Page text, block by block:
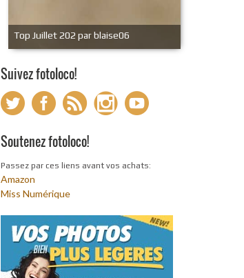
Top Juillet 202 par blaise06
Suivez fotoloco!
Soutenez fotoloco!
Passez par ces liens avant vos achats:
Amazon
Miss Numérique